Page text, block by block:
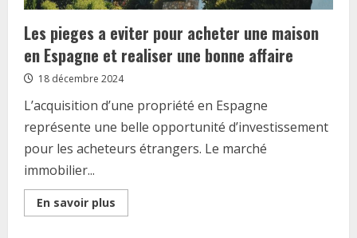
Les pieges a eviter pour acheter une maison
en Espagne et realiser une bonne affaire
18 décembre 2024
L’acquisition d’une propriété en Espagne
représente une belle opportunité d’investissement
pour les acheteurs étrangers. Le marché
immobilier...
En savoir plus
more